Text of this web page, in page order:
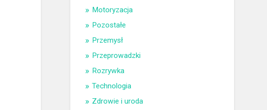
Motoryzacja
Pozostałe
Przemysł
Przeprowadzki
Rozrywka
Technologia
Zdrowie i uroda